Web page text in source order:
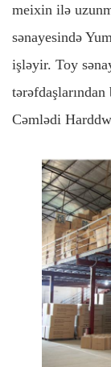
meixin ilə
sənayesində
işləyir. Toy
Cəmlədi